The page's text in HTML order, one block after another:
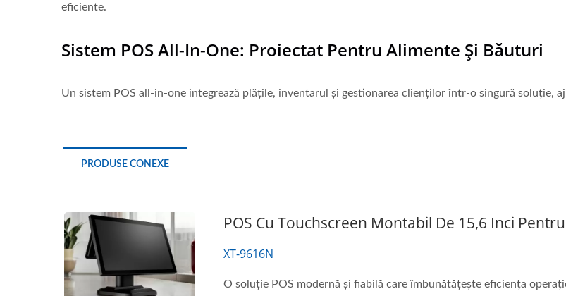
eficiente.
Sistem POS All-In-One: Proiectat Pentru Alimente Și Băuturi
Un sistem POS all-in-one integrează plățile, inventarul și gestionarea clienților într-o singură soluție,
PRODUSE CONEXE
POS Cu Touchscreen Montabil De 15,6 Inci
XT-9616N
O soluție POS modernă și fiabilă care îmbunătățește eficiența